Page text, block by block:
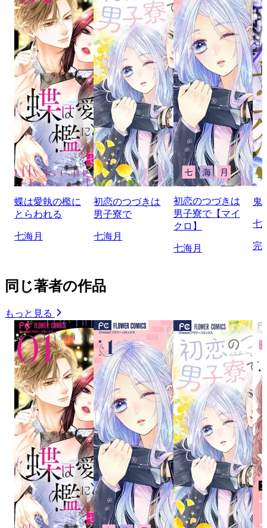
蝶は愛執の檻に
とらわれる
七海月
初恋のつづきは
男子寮で
七海月
初恋のつづきは
男子寮で【マイ
クロ】
七海月
鬼
七
完
同じ著者の作品
もっと見る